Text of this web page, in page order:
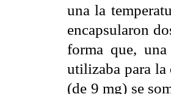
una la
encapsularon
forma que,
utilizaba para
(de 9 mg) se